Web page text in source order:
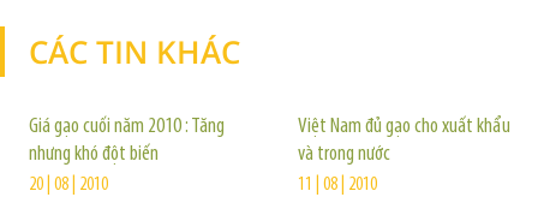
CÁC TIN KHÁC
Giá gạo cuối năm 2010 : Tăng
nhưng khó đột biến
20 | 08 | 2010
Việt Nam đủ gạo cho xuất khẩu
và trong nước
11 | 08 | 2010